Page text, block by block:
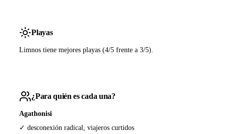
Playas
Limnos tiene mejores playas (4/5 frente a 3/5).
¿Para quién es cada una?
Agathonisi
✓ desconexión radical, viajeros curtidos